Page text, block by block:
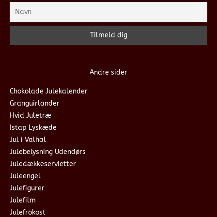
Andre sider
Chokolade Julekalender
Granguirlander
Hvid Juletræ
Istap Lyskæde
Jul i Valhal
Julebelysning Udendørs
Juledækkeservietter
Juleengel
Julefigurer
Julefilm
Julefrokost